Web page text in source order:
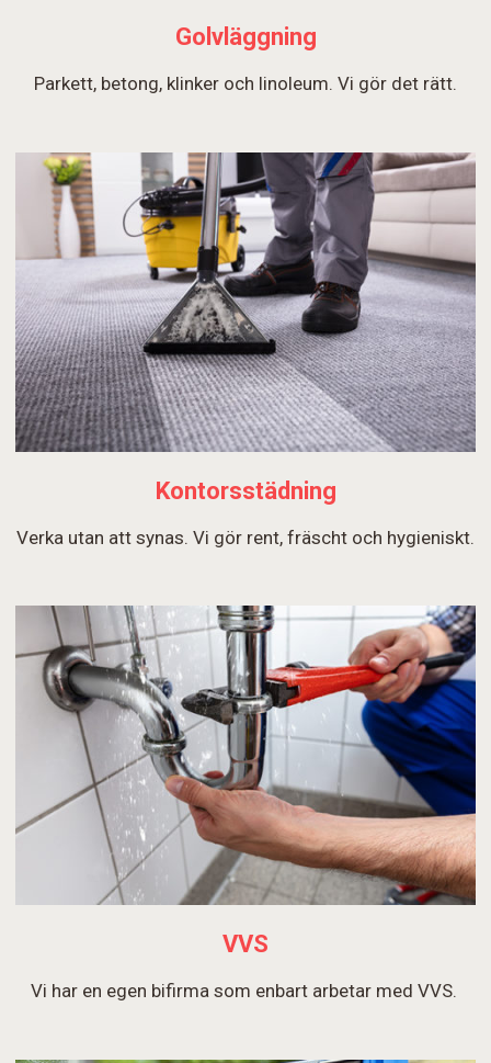
Golvläggning
Parkett, betong, klinker och linoleum. Vi gör det rätt.
Kontorsstädning
Verka utan att synas. Vi gör rent, fräscht och hygieniskt.
VVS
Vi har en egen bifirma som enbart arbetar med VVS.